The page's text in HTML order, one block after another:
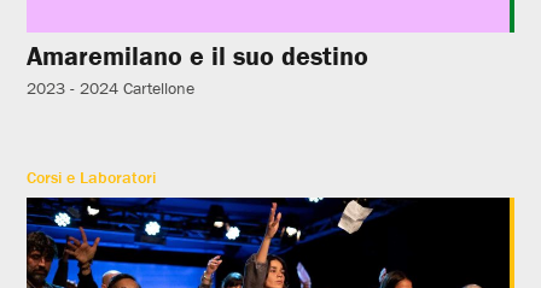
Amaremilano e il suo destino
2023 - 2024 Cartellone
Corsi e Laboratori